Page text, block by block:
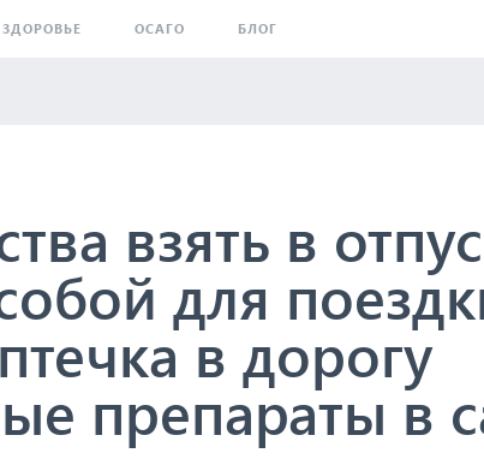
ЗДОРОВЬЕ ОСАГО БЛОГ
взять в
для
в дорогу
препараты в